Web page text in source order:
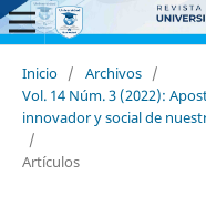
Inicio / Archivos /
Vol. 14 Núm. 3 (2022):
innovador y social de
/
Artículos